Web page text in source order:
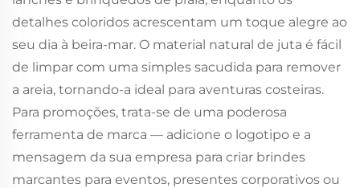
detalhes coloridos acrescentam um toque alegre ao
seu dia à beira-mar. O material natural de juta é fácil
de limpar com uma simples sacudida para remover
a areia, tornando-a ideal para aventuras costeiras.
Para promoções, trata-se de uma poderosa
ferramenta de marca — adicione o logotipo e a
mensagem da sua empresa para criar brindes
marcantes para eventos, presentes corporativos ou